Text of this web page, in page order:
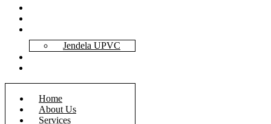
Jendela UPVC
Home
About Us
Services